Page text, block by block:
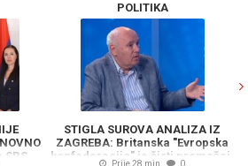
SPS
POLITIKA
STIGLA SUROVA ANALIZA IZ
ZAGREBA: Britanska "Evropska
konfederacija" je čisti promašaj,
Prije 28 min 0